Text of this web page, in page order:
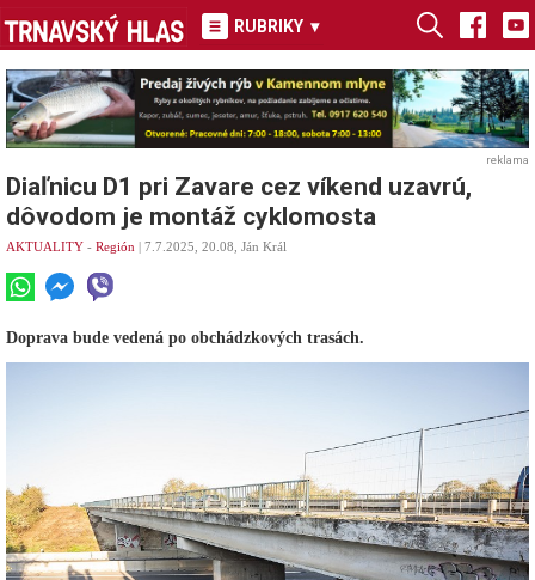
RUBRIKY ▾
reklama
Diaľnicu D1 pri Zavare cez víkend uzavrú,
dôvodom je montáž cyklomosta
AKTUALITY - Región | 7.7.2025, 20.08, Ján Král
Doprava bude vedená po obchádzkových trasách.